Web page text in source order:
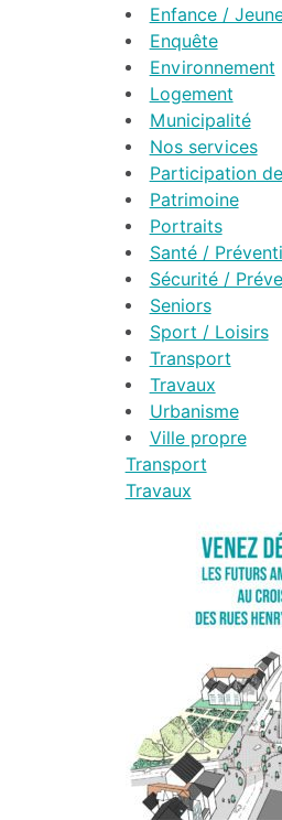
Enfance /
Enquête
Environnement
Logement
Municipalité
Nos services
Participation
Patrimoine
Portraits
Santé /
Sécurité /
Seniors
Sport / Loisirs
Transport
Travaux
Urbanisme
Ville propre
Transport
Travaux